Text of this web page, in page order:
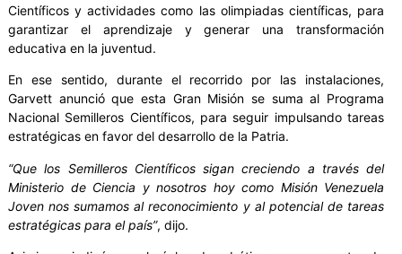
Científicos y actividades como las olimpiadas científicas, para
garantizar el aprendizaje y generar una transformación
educativa en la juventud.
En ese sentido, durante el recorrido por las instalaciones,
Garvett anunció que esta Gran Misión se suma al Programa
Nacional Semilleros Científicos, para seguir impulsando tareas
estratégicas en favor del desarrollo de la Patria.
“Que los Semilleros Científicos sigan creciendo a través del
Ministerio de Ciencia y nosotros hoy como Misión Venezuela
Joven nos sumamos al reconocimiento y al potencial de tareas
estratégicas para el país”, dijo.